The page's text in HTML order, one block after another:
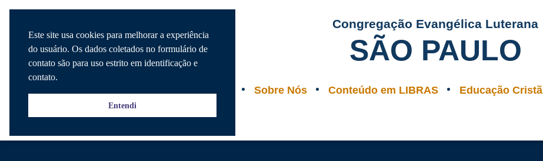
Congregação Evangélica Luterana
SÃO PAULO
Sobre Nós Conteúdo em LIBRAS Educação Cristã
Este site usa cookies para melhorar a experiência
do usuário. Os dados coletados no formulário de
contato são para uso estrito em identificação e
contato.
Entendi